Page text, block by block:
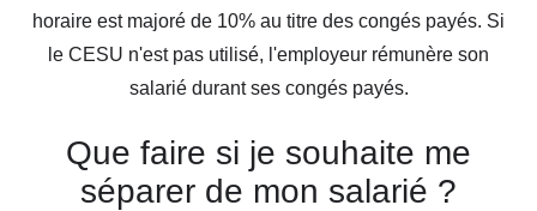
horaire est majoré de 10% au titre des congés payés. Si
le CESU n'est pas utilisé, l'employeur rémunère son
salarié durant ses congés payés.
Que faire si je souhaite me
séparer de mon salarié ?